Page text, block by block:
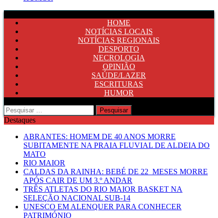
HOME
NOTÍCIAS LOCAIS
NOTÍCIAS REGIONAIS
DESPORTO
NECROLOGIA
OPINIÃO
SAÚDE/LAZER
ESCRITURAS
HUMOR
Pesquisar
por:
Destaques
ABRANTES: HOMEM DE 40 ANOS MORRE
SUBITAMENTE NA PRAIA FLUVIAL DE ALDEIA DO
MATO
RIO MAIOR
CALDAS DA RAINHA: BEBÉ DE 22 MESES MORRE
APÓS CAIR DE UM 3.º ANDAR
TRÊS ATLETAS DO RIO MAIOR BASKET NA
SELEÇÃO NACIONAL SUB-14
UNESCO EM ALENQUER PARA CONHECER
PATRIMÓNIO